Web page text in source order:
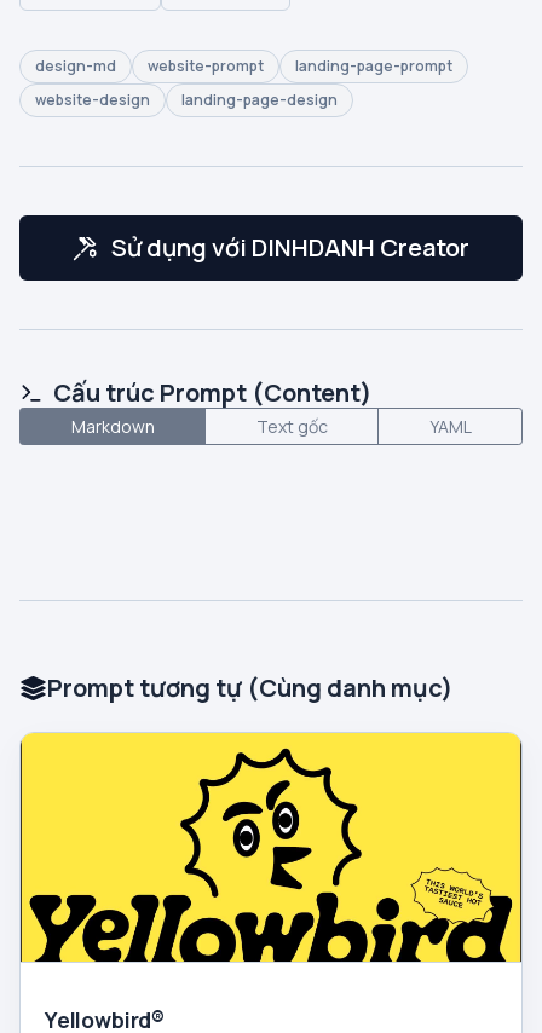
design-md website-prompt
landing-page-prompt
website-design
landing-page-design
Sử dụng với DINHDANH Creator
Cấu trúc Prompt (Content)
Markdown Text gốc YAML
Prompt tương tự (Cùng danh mục)
Yellowbird®